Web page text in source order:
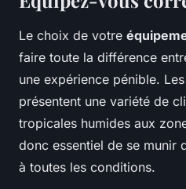
Le choix de votre
faire toute la différence
une expérience pénible.
présentent une variété de
tropicales humides aux
donc essentiel de se munir
à toutes les conditions.